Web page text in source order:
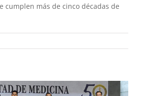
cumplen más de cinco décadas de
medio siglo de excelencia